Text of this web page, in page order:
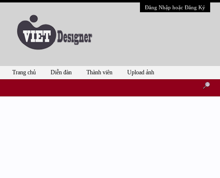
Đăng Nhập hoặc Đăng Ký
Trang chủ Diễn đàn Thành viên Upload ảnh